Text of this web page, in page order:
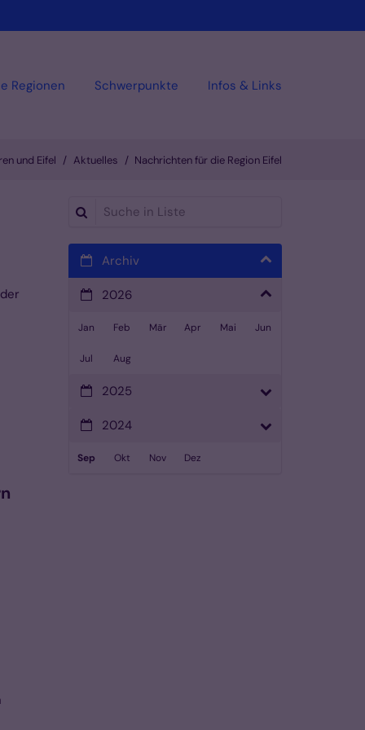
Regionen Schwerpunkte Infos & Links
und Eifel Aktuelles Nachrichten für die Region Eifel
Suche in Liste
Archiv
2026
Jan Feb Mär Apr Mai Jun
Jul Aug
2025
2024
Sep Okt Nov Dez